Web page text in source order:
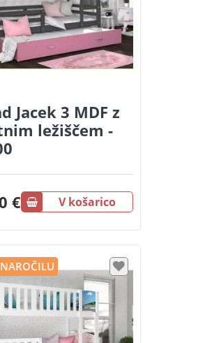
Jacek 3 MDF z
ležiščem -
€ V košarico